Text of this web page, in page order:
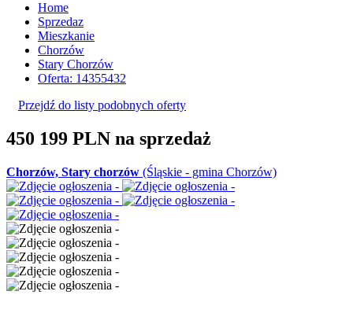
Home
Sprzedaz
Mieszkanie
Chorzów
Stary Chorzów
Oferta: 14355432
Przejdź do listy podobnych oferty
450 199 PLN na sprzedaż
Chorzów, Stary chorzów (Śląskie - gmina Chorzów)